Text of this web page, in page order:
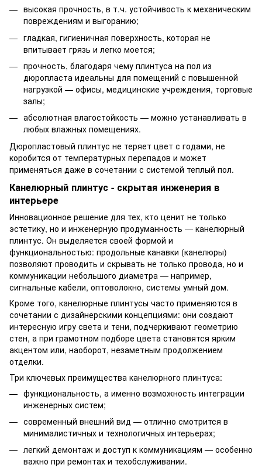
высокая прочность, в т.ч. устойчивость к механическим
повреждениям и выгоранию;
гладкая, гигиеничная поверхность, которая не
впитывает грязь и легко моется;
прочность, благодаря чему плинтуса на пол из
дюропласта идеальны для помещений с повышенной
нагрузкой — офисы, медицинские учреждения, торговые
залы;
абсолютная влагостойкость — можно устанавливать в
любых влажных помещениях.
Дюропластовый плинтус не теряет цвет с годами, не
коробится от температурных перепадов и может
применяться даже в сочетании с системой теплый пол.
Канелюрный плинтус - скрытая инженерия в
интерьере
Инновационное решение для тех, кто ценит не только
эстетику, но и инженерную продуманность — канелюрный
плинтус. Он выделяется своей формой и
функциональностью: продольные канавки (канелюры)
позволяют проводить и скрывать не только провода, но и
коммуникации небольшого диаметра — например,
сигнальные кабели, оптоволокно, системы умный дом.
Кроме того, канелюрные плинтусы часто применяются в
сочетании с дизайнерскими концепциями: они создают
интересную игру света и тени, подчеркивают геометрию
стен, а при грамотном подборе цвета становятся ярким
акцентом или, наоборот, незаметным продолжением
отделки.
Три ключевых преимущества канелюрного плинтуса:
функциональность, а именно возможность интеграции
инженерных систем;
современный внешний вид — отлично смотрится в
минималистичных и технологичных интерьерах;
легкий демонтаж и доступ к коммуникациям — особенно
важно при ремонтах и техобслуживании.